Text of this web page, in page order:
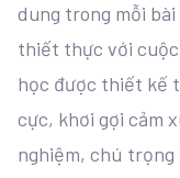
dung trong mỗi
thiết thực với cuộc
học được thiết kế
cực, khơi gợi cảm
nghiệm, chú trọng